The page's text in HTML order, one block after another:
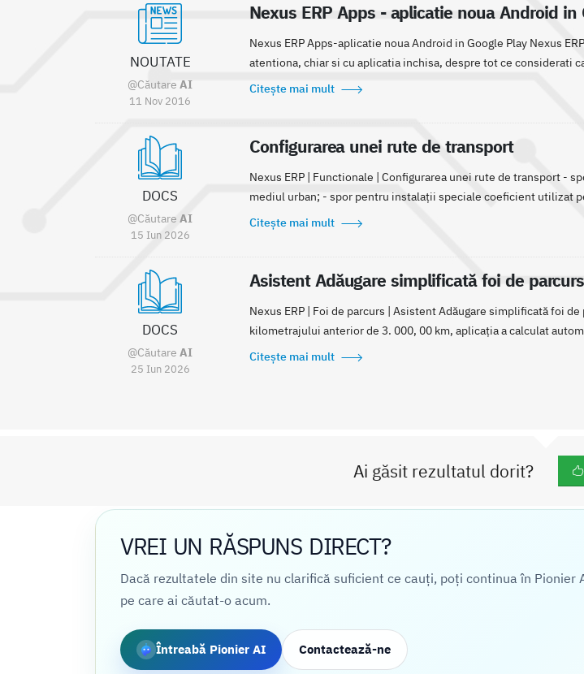
NOUTATE
@Căutare AI
11 Nov 2016
Nexus ERP Apps - aplicatie noua Android in
Nexus ERP Apps-aplicatie noua Android in Google Play Nexus
atentiona, chiar si cu aplicatia inchisa, despre tot ce considerati
Citește mai mult
DOCS
@Căutare AI
15 Iun 2026
Configurarea unei rute de transport
Nexus ERP | Functionale | Configurarea unei rute de transport
mediul urban; - spor pentru instalații speciale coeficient utilizat
Citește mai mult
DOCS
@Căutare AI
25 Iun 2026
Asistent Adăugare simplificată foi de parcurs
Nexus ERP | Foi de parcurs | Asistent Adăugare simplificată foi
kilometrajului anterior de 3. 000, 00 km, aplicația a calculat
Citește mai mult
Ai găsit rezultatul dorit?
VREI UN RĂSPUNS DIRECT?
Dacă rezultatele din site nu clarifică suficient ce cauți, poți continua în Pionier
pe care ai căutat-o acum.
Întreabă Pionier AI Contactează-ne